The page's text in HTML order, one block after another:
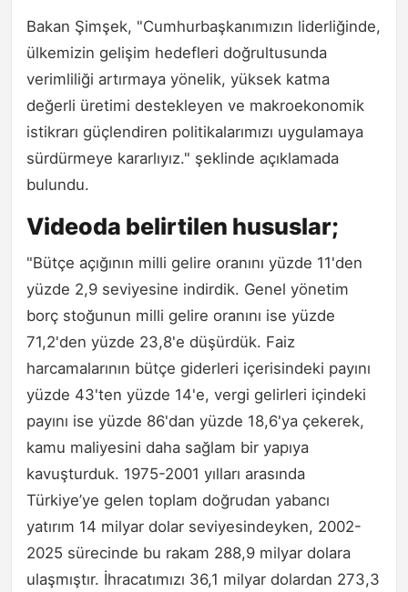
Bakan Şimşek, "Cumhurbaşkanımızın liderliğinde,
ülkemizin gelişim hedefleri doğrultusunda
verimliliği artırmaya yönelik, yüksek katma
değerli üretimi destekleyen ve makroekonomik
istikrarı güçlendiren politikalarımızı uygulamaya
sürdürmeye kararlıyız." şeklinde açıklamada
bulundu.
Videoda belirtilen hususlar;
"Bütçe açığının milli gelire oranını yüzde 11'den
yüzde 2,9 seviyesine indirdik. Genel yönetim
borç stoğunun milli gelire oranını ise yüzde
71,2'den yüzde 23,8'e düşürdük. Faiz
harcamalarının bütçe giderleri içerisindeki payını
yüzde 43'ten yüzde 14'e, vergi gelirleri içindeki
payını ise yüzde 86'dan yüzde 18,6'ya çekerek,
kamu maliyesini daha sağlam bir yapıya
kavuşturduk. 1975-2001 yılları arasında
Türkiye’ye gelen toplam doğrudan yabancı
yatırım 14 milyar dolar seviyesindeyken, 2002-
2025 sürecinde bu rakam 288,9 milyar dolara
ulaşmıştır. İhracatımızı 36,1 milyar dolardan 273,3